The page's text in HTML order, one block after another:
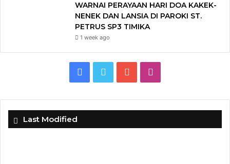
WARNAI PERAYAAN HARI DOA KAKEK-
NENEK DAN LANSIA DI PAROKI ST.
PETRUS SP3 TIMIKA
1 week ago
c
i
u
s
Last Modified